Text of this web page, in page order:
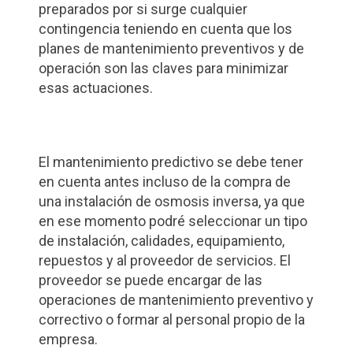
preparados por si surge cualquier
contingencia teniendo en cuenta que los
planes de mantenimiento preventivos y de
operación son las claves para minimizar
esas actuaciones.
El mantenimiento predictivo se debe tener
en cuenta antes incluso de la compra de
una instalación de osmosis inversa, ya que
en ese momento podré seleccionar un tipo
de instalación, calidades, equipamiento,
repuestos y al proveedor de servicios. El
proveedor se puede encargar de las
operaciones de mantenimiento preventivo y
correctivo o formar al personal propio de la
empresa.